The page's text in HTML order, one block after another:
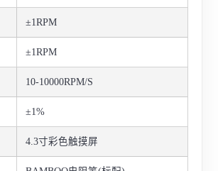
±1RPM
±1RPM
10-10000RPM/S
±1%
4.3寸彩色触摸屏